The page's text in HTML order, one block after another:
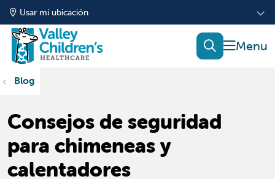
Usar mi ubicación
mostrar
buscar
Blog
Consejos de seguridad
para chimeneas y
calentadores